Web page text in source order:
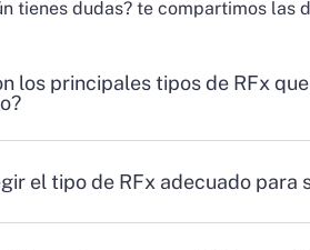
tienes dudas? te compartimos las
los principales tipos de RFx
el tipo de RFx adecuado